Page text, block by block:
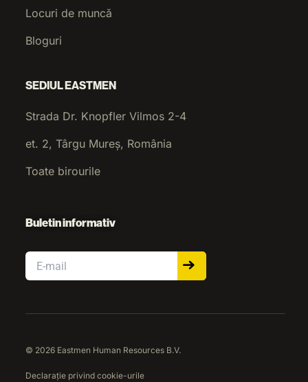
Locuri de muncă
Bloguri
SEDIUL EASTMEN
Strada Dr. Knopfler Vilmos 2-4
et. 2, Târgu Mureș, România
Toate birourile
Buletin informativ
Email
© 2026 Eastmen Human Resources B.V.
Declarație privind cookie-urile